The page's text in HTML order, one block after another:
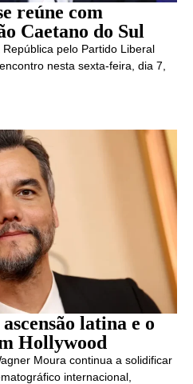
reúne com
Caetano do Sul
pelo Partido Liberal
nesta sexta-feira, dia 7,
latina e o
Hollywood
Moura continua a solidificar
internacional,